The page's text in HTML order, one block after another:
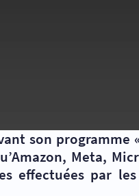
son programme
Meta,
effectuées par les